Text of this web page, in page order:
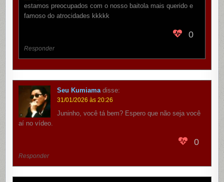
estamos preocupados com o nosso baitola mais querido e
famoso do atrocidades kkkkk
0
Responder
Seu Kumiama disse:
31/01/2026 às 20:26
Juninho, você tá bem? Espero que não seja você
aí no vídeo.
0
Responder